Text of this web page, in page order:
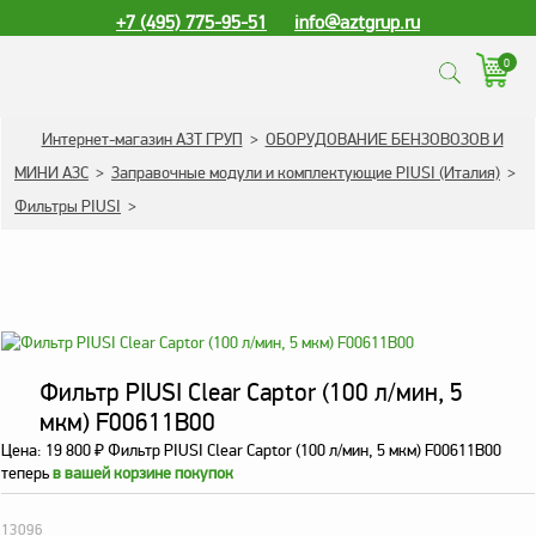
+7 (495) 775-95-51 info@aztgrup.ru
0
КАТАЛОГ ПРОДУКЦИИ
Топливораздаточные
колонки
для электромобилей
Погружные насосы к
ТРК и ГРК
Запасные части к ТРК
и ГРК
Интернет-магазин АЗТ ГРУП > ОБОРУДОВАНИЕ БЕНЗОВОЗОВ И
МИНИ АЗС > Заправочные модули и комплектующие PIUSI (Италия) >
Фильтры PIUSI >
Фильтр PIUSI Clear Captor (100 л/мин, 5
мкм) F00611B00
Цена: 19 800₽Фильтр PIUSI Clear Captor (100 л/мин, 5 мкм) F00611B00
теперьв вашей корзине покупок
13096